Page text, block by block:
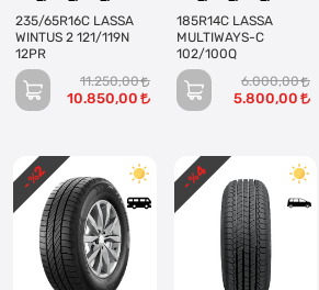
235/65R16C LASSA
WINTUS 2 121/119N
12PR
11.250,00
10.850,00
185R14C LASSA
MULTIWAYS-C
102/100Q
6.000,00
5.800,00
- %
2 - %
4